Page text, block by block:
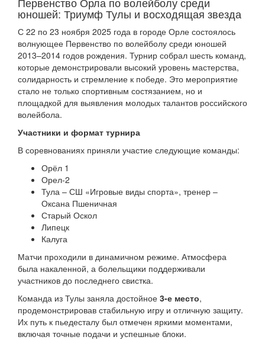
юношей: Триумф Тулы и восходящая звезда
С 22 по 23 ноября 2025 года в городе Орле состоялось
волнующее Первенство по волейболу среди юношей
2013–2014 годов рождения. Турнир собрал шесть команд,
которые демонстрировали высокий уровень мастерства,
солидарность и стремление к победе. Это мероприятие
стало не только спортивным состязанием, но и
площадкой для выявления молодых талантов российского
волейбола.
Участники и формат турнира
В соревнованиях приняли участие следующие команды:
Орёл 1
Орел-2
Тула – СШ «Игровые виды спорта», тренер –
Оксана Пшеничная
Старый Оскол
Липецк
Калуга
Матчи проходили в динамичном режиме. Атмосфера
была накаленной, а болельщики поддерживали
участников до последнего свистка.
Команда из Тулы заняла достойное 3-е место,
продемонстрировав стабильную игру и отличную защиту.
Их путь к пьедесталу был отмечен яркими моментами,
включая точные подачи и успешные блоки.